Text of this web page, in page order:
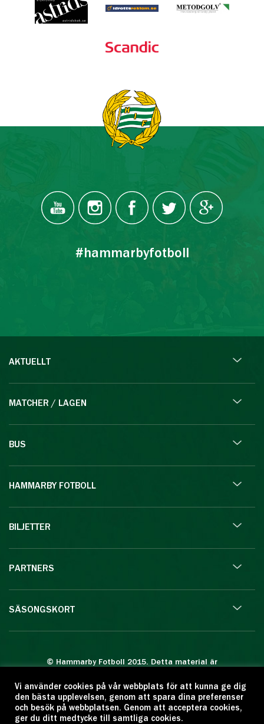
#hammarbyfotboll
AKTUELLT
MATCHER / LAGEN
BUS
HAMMARBY FOTBOLL
BILJETTER
PARTNERS
SÄSONGSKORT
© Hammarby Fotboll 2015. Detta material är
Eftertryck eller annan kopiering är förbjuden.
Citera oss gärna men ange källan:
www.hammarbyfotboll.se. Ansvarig utgivare:
Vi använder cookies på vår webbplats för att kunna ge dig
den bästa upplevelsen, genom att spara dina preferenser
och besök på webbplatsen. Genom att acceptera cookies,
ger du ditt medtycke till samtliga cookies.